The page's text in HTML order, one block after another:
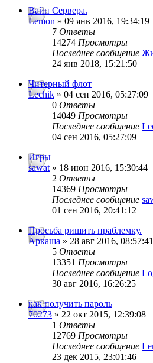
Вайп Сервера.
Lemon » 09 янв 2016, 19:34:19
7 Ответы
14274 Просмотры
Последнее сообщение
24 янв 2018, 15:21:50
Читерный флот
Lechik » 04 сен 2016, 05:27:09
0 Ответы
14049 Просмотры
Последнее сообщение
04 сен 2016, 05:27:09
Игры
sawat » 18 июн 2016, 15:30:44
2 Ответы
14369 Просмотры
Последнее сообщение
01 сен 2016, 20:41:12
Просьба ришить праблемку.
Аркаша » 28 авг 2016, 08:57:41
5 Ответы
13351 Просмотры
Последнее сообщение
30 авг 2016, 16:26:25
как получить пароль
70273 » 22 окт 2015, 12:39:08
1 Ответы
12769 Просмотры
Последнее сообщение
23 дек 2015, 23:01:46